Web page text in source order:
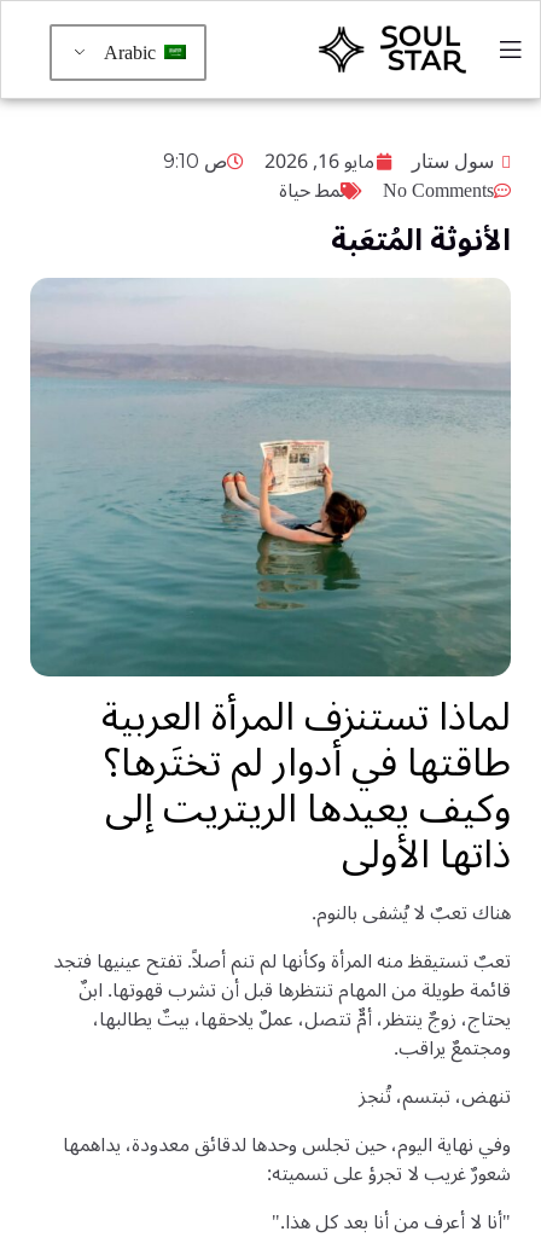
سول ستار مايو 16, 2026 9:10 ص
No Comments نمط حياة
الأنوثة المُتعَبة
لماذا تستنزف المرأة العربية
طاقتها في أدوار لم تختَرها؟
وكيف يعيدها الريتريت إلى
ذاتها الأولى
هناك تعبٌ لا يُشفى بالنوم.
تعبٌ تستيقظ منه المرأة وكأنها لم تنم أصلاً. تفتح عينيها فتجد
قائمة طويلة من المهام تنتظرها قبل أن تشرب قهوتها. ابنٌ
يحتاج، زوجٌ ينتظر، أمٌّ تتصل، عملٌ يلاحقها، بيتٌ يطالبها،
ومجتمعٌ يراقب.
تنهض، تبتسم، تُنجز
وفي نهاية اليوم، حين تجلس وحدها لدقائق معدودة، يداهمها
شعورٌ غريب لا تجرؤ على تسميته:
"أنا لا أعرف من أنا بعد كل هذا."